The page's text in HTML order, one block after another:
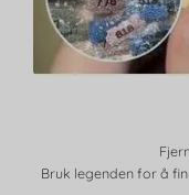
Bruk legenden for å